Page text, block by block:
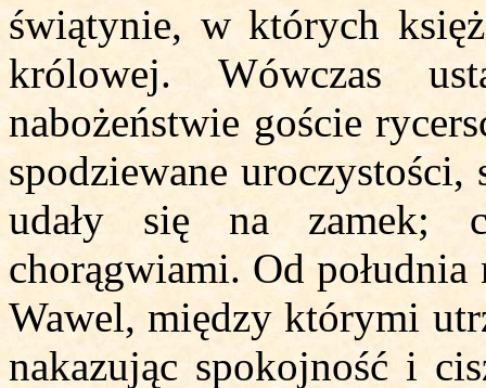
świątynie, w których
królowej. Wówczas
nabożeństwie goście
spodziewane
udały się na zamek;
chorągwiami. Od
Wawel, między którymi
nakazując spokojność i